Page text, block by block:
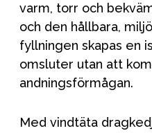
varm, torr och
och den hållbara,
fyllningen skapas en
omsluter utan att
andningsförmågan.
Med vindtäta